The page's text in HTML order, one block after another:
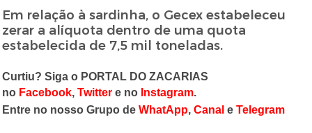
Em relação à sardinha, o Gecex estabeleceu
zerar a alíquota dentro de uma quota
estabelecida de 7,5 mil toneladas.
Curtiu? Siga o PORTAL DO ZACARIAS
no Facebook,Twitter e no Instagram.
Entre no nosso Grupo deWhatApp,Canal eTelegram